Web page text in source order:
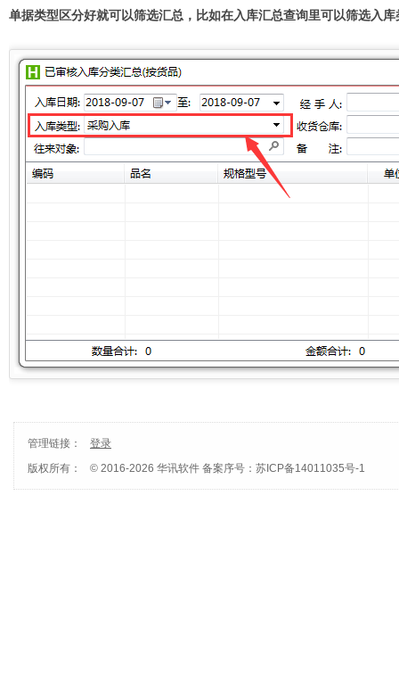
单据类型区分好就可以筛选汇总，比如在入库汇总查询里可以筛选入库
管理链接：
登录
版权所有：
© 2016-2026 华讯软件 备案序号：苏ICP备14011035号-1